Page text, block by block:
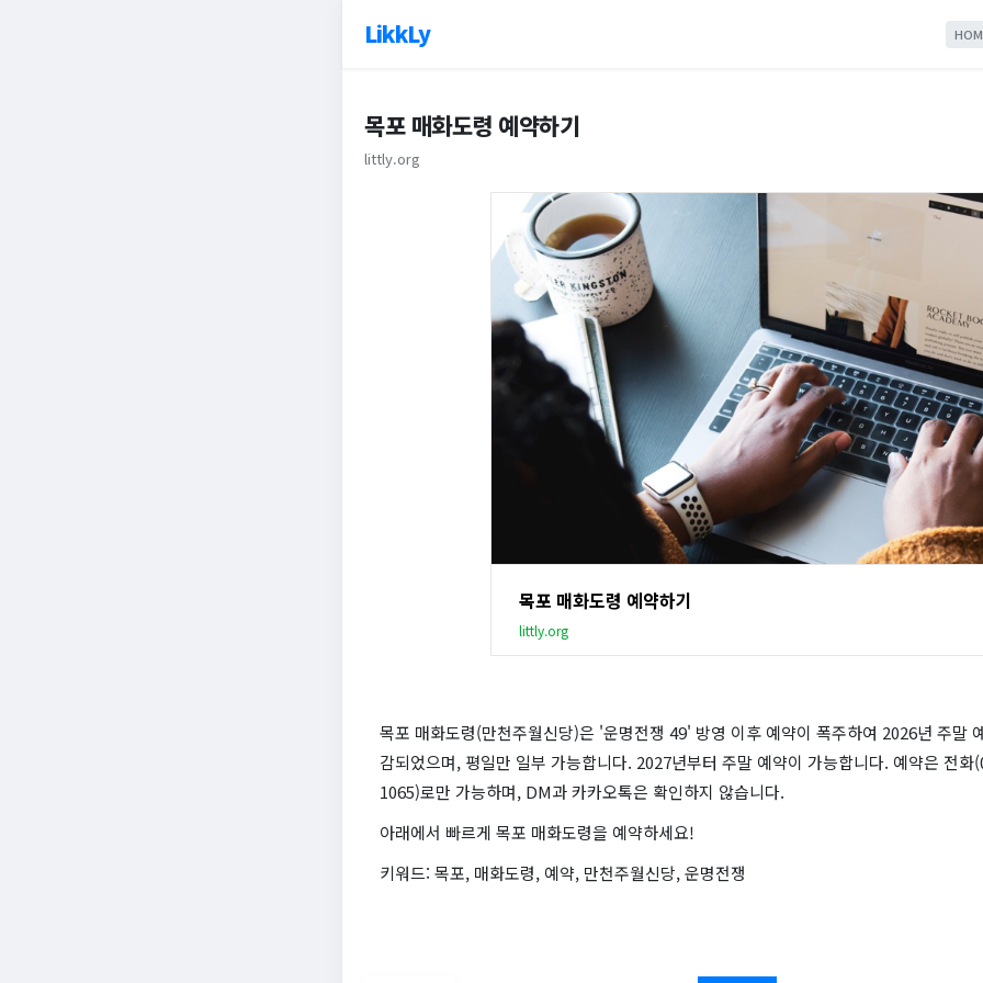
LikkLy
목포 매화도령 예약하기
littly.org
목포 매화도령 예약하기
littly.org
목포 매화도령(만천주월신당)은 '운명전쟁 49' 방영 이후 예약이 폭주하여 2026년 주말
감되었으며, 평일만 일부 가능합니다. 2027년부터 주말 예약이 가능합니다. 예약은 전화
1065)로만 가능하며, DM과 카카오톡은 확인하지 않습니다.
아래에서 빠르게 목포 매화도령을 예약하세요!
키워드: 목포, 매화도령, 예약, 만천주월신당, 운명전쟁